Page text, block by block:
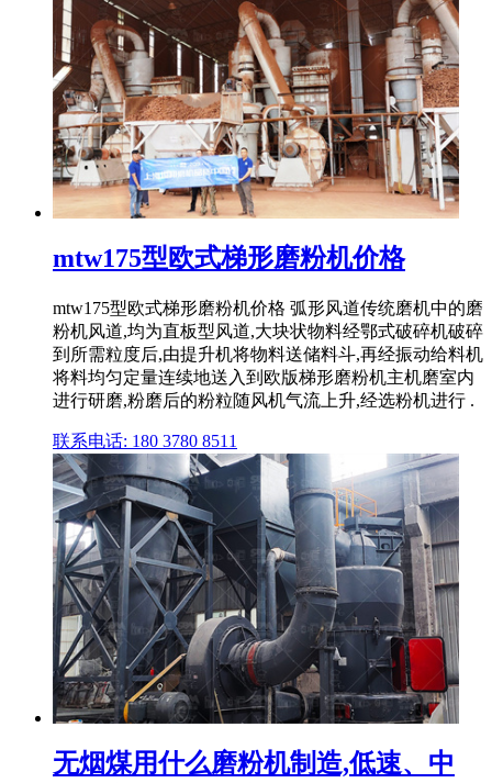
mtw175型欧式梯形磨粉机价格
mtw175型欧式梯形磨粉机价格 弧形风道传统磨机中的磨
粉机风道,均为直板型风道,大块状物料经鄂式破碎机破碎
到所需粒度后,由提升机将物料送储料斗,再经振动给料机
将料均匀定量连续地送入到欧版梯形磨粉机主机磨室内
进行研磨,粉磨后的粉粒随风机气流上升,经选粉机进行 .
联系电话: 180 3780 8511
无烟煤用什么磨粉机制造,低速、中